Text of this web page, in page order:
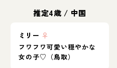
推定4歳 / 中国
ミリー ♀
フワフワ可愛い穏やかな
女の子♡（鳥取）